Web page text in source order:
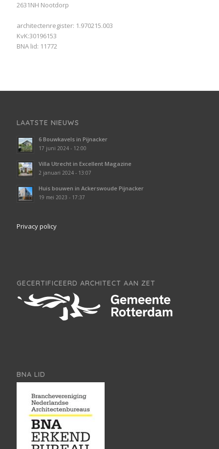
2631NH Nootdorp
architectenregister: 1.970215.003
KvK:30196153
BNA lid: 11772
LAATSTE NIEUWS
6 Bouwkavels in Pijnacker
17 juni 2024 - 12:00
Villa Utrecht in Excellent Magazine
2 januari 2024 - 13:07
Huis bouwen in Ackerswoude Pijnacker
19 mei 2023 - 17:37
Privacy policy
GECERTIFICEERD ARCHITECT AAN ZET
BNA LID